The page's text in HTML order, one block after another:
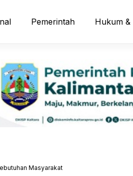
Pemerintah Hukum &
Masyarakat